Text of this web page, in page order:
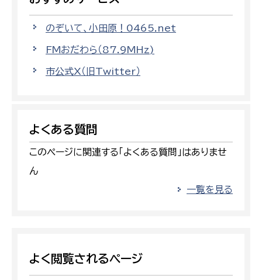
のぞいて、小田原！0465.net
FMおだわら（87.9MHz)
市公式X（旧Twitter）
よくある質問
このページに関連する「よくある質問」はありませ
ん
一覧を見る
よく閲覧されるページ